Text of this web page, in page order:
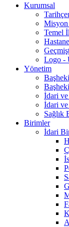
Kurumsal
Temel
Logo -
Yönetim
İdari
İdari
Sağlık
Birimler
İdari